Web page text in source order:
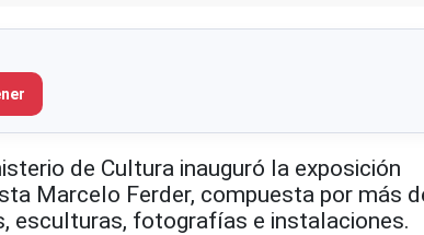
de Cultura inauguró la exposición
Marcelo Ferder, compuesta por más
esculturas, fotografías e instalaciones.